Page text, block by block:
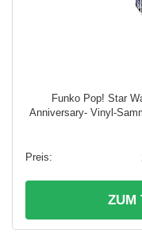
Funko Pop! Star
Anniversary- Vinyl-
ZUM